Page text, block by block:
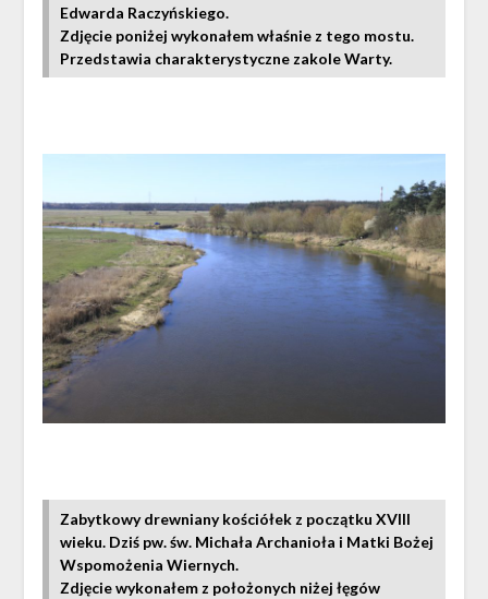
Edwarda Raczyńskiego.
Zdjęcie poniżej wykonałem właśnie z tego mostu.
Przedstawia charakterystyczne zakole Warty.
Zabytkowy drewniany kościółek z początku XVIII
wieku. Dziś pw. św. Michała Archanioła i Matki Bożej
Wspomożenia Wiernych.
Zdjęcie wykonałem z położonych niżej łęgów